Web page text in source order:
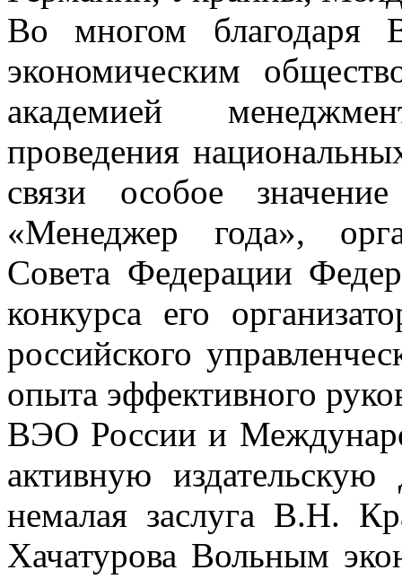
Во многом благодаря
экономическим
академией
проведения
связи особое
«Менеджер года»,
Совета Федерации
конкурса его
российского
опыта эффективного
ВЭО России и
активную
немалая заслуга В.Н.
Хачатурова Вольным